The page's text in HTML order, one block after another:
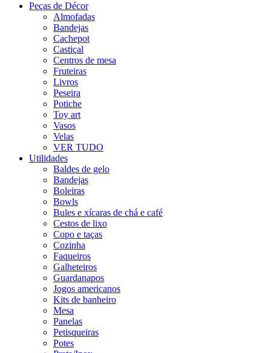
Peças de Décor
Almofadas
Bandejas
Cachepot
Castiçal
Centros de mesa
Fruteiras
Livros
Peseira
Potiche
Toy art
Vasos
Velas
VER TUDO
Utilidades
Baldes de gelo
Bandejas
Boleiras
Bowls
Bules e xícaras de chá e café
Cestos de lixo
Copo e taças
Cozinha
Faqueiros
Galheteiros
Guardanapos
Jogos americanos
Kits de banheiro
Mesa
Panelas
Petisqueiras
Potes